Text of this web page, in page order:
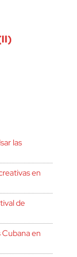
las
en
de
en